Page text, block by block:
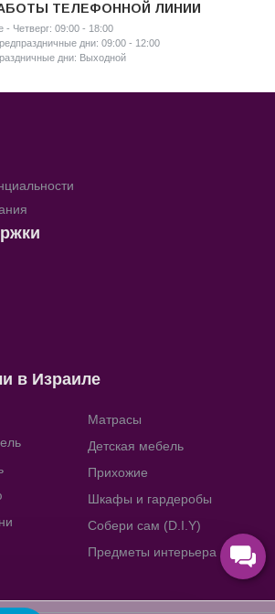
ТЕЛЕФОННОЙ ЛИНИИ
- Четверг: 09:00 - 18:00
дни: 09:00 - 12:00
дни: Выходной
в Израиле
Матрасы
Детская мебель
Прихожие
Шкафы и гардеробы
Собери сам (D.I.Y)
Предметы интерьера